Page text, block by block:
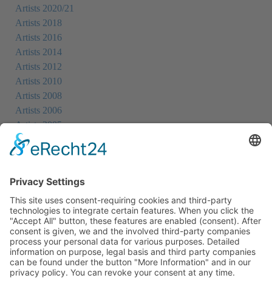
Artists 2020/21
Artists 2018
Artists 2016
Artists 2014
Artists 2012
Artists 2010
Artists 2008
Artists 2006
Artists 2005
Artists 2004
Cookie-Einstellungen